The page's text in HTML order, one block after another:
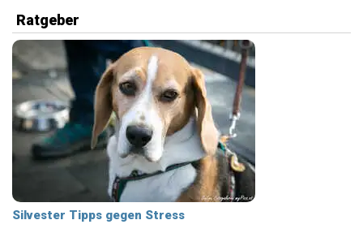
Ratgeber
Silvester Tipps gegen Stress